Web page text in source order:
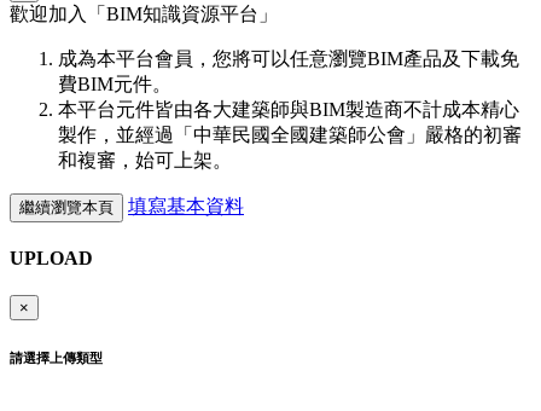
歡迎加入「 BIM知識資源平台」
成為本平台會員，您將可以任意瀏覽BIM產品及下載免
費BIM元件。
本平台元件皆由各大建築師與BIM製造商不計成本精心
製作，並經過「中華民國全國建築師公會」嚴格的初審
和複審，始可上架。
繼續瀏覽本頁 填寫基本資料
UPLOAD
×
請選擇上傳類型